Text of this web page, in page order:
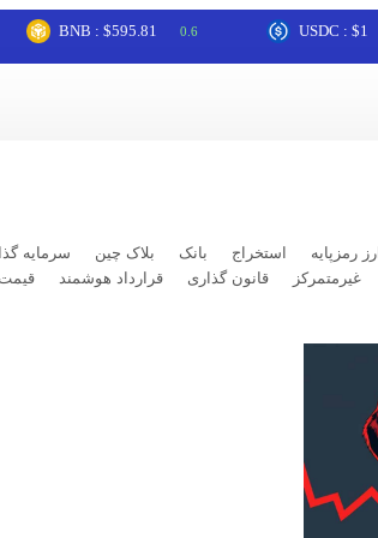
BNB : $595.81 0.6 USDC : $1
ارز رمزپایه استخراج بانک بلاک چین سرمایه
غیرمتمرکز قانون گذاری قرارداد هوشمند